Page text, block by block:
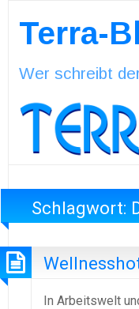
Terra-
Wer schreibt
Schlagwort:
In Arbeitswelt